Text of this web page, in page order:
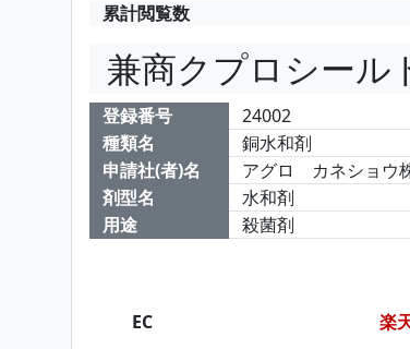
累計閲覧数
兼商クプロシール
登録番号
24002
種類名
銅水和剤
申請社(者)名
アグロ カネショウ
剤型名
水和剤
用途
殺菌剤
EC 楽